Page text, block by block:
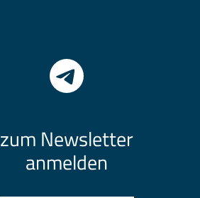
zum Newsletter
anmelden